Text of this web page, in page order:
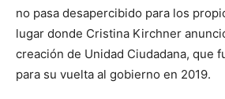
no pasa desapercibido para los
lugar donde Cristina Kirchner
creación de Unidad Ciudadana, que
para su vuelta al gobierno en 2019.